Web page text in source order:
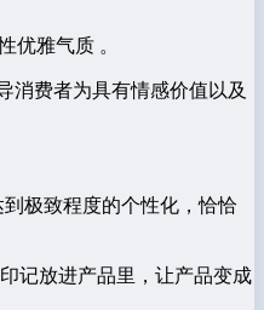
优雅气质 。
消费者为具有情感价值以及
极致程度的个性化，恰恰
记放进产品里，让产品变成